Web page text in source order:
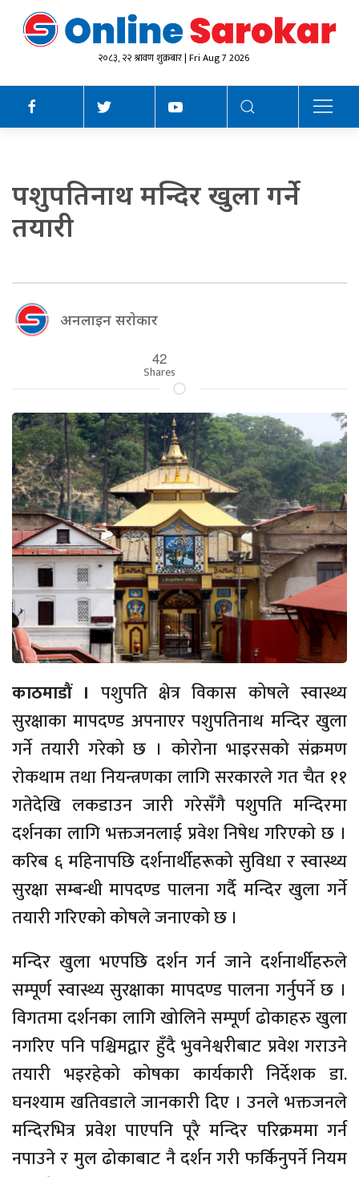
२०८३, २२ श्रावण शुक्रबार | Fri Aug 7 2026
पशुपतिनाथ मन्दिर खुला गर्ने
तयारी
अनलाइन सराेकार
42
Shares
काठमाडौं । पशुपति क्षेत्र विकास कोषले स्वास्थ्य
सुरक्षाका मापदण्ड अपनाएर पशुपतिनाथ मन्दिर खुला
गर्ने तयारी गरेको छ । कोरोना भाइरसको संक्रमण
रोकथाम तथा नियन्त्रणका लागि सरकारले गत चैत ११
गतेदेखि लकडाउन जारी गरेसँगै पशुपति मन्दिरमा
दर्शनका लागि भक्तजनलाई प्रवेश निषेध गरिएको छ ।
करिब ६ महिनापछि दर्शनार्थीहरूको सुविधा र स्वास्थ्य
सुरक्षा सम्बन्धी मापदण्ड पालना गर्दै मन्दिर खुला गर्ने
तयारी गरिएको कोषले जनाएको छ ।
मन्दिर खुला भएपछि दर्शन गर्न जाने दर्शनार्थीहरुले
सम्पूर्ण स्वास्थ्य सुरक्षाका मापदण्ड पालना गर्नुपर्ने छ ।
विगतमा दर्शनका लागि खोलिने सम्पूर्ण ढोकाहरु खुला
नगरिए पनि पश्चिमद्वार हुँदै भुवनेश्वरीबाट प्रवेश गराउने
तयारी भइरहेको कोषका कार्यकारी निर्देशक डा.
घनश्याम खतिवडाले जानकारी दिए । उनले भक्तजनले
मन्दिरभित्र प्रवेश पाएपनि पूरै मन्दिर परिक्रममा गर्न
नपाउने र मुल ढोकाबाट नै दर्शन गरी फर्किनुपर्ने नियम